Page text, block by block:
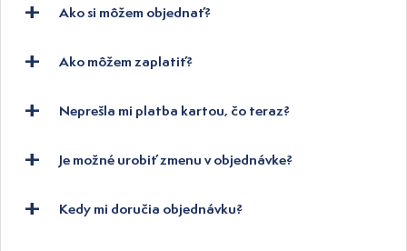
Ako si môžem objednať?
Ako môžem zaplatiť?
Neprešla mi platba kartou, čo teraz?
Je možné urobiť zmenu v objednávke?
Kedy mi doručia objednávku?